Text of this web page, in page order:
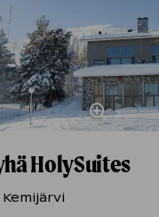
HolySuites
Kemijärvi